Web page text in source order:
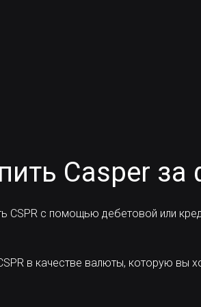
Casper за
CSPR с помощью дебетовой или
в качестве валюты, которую вы